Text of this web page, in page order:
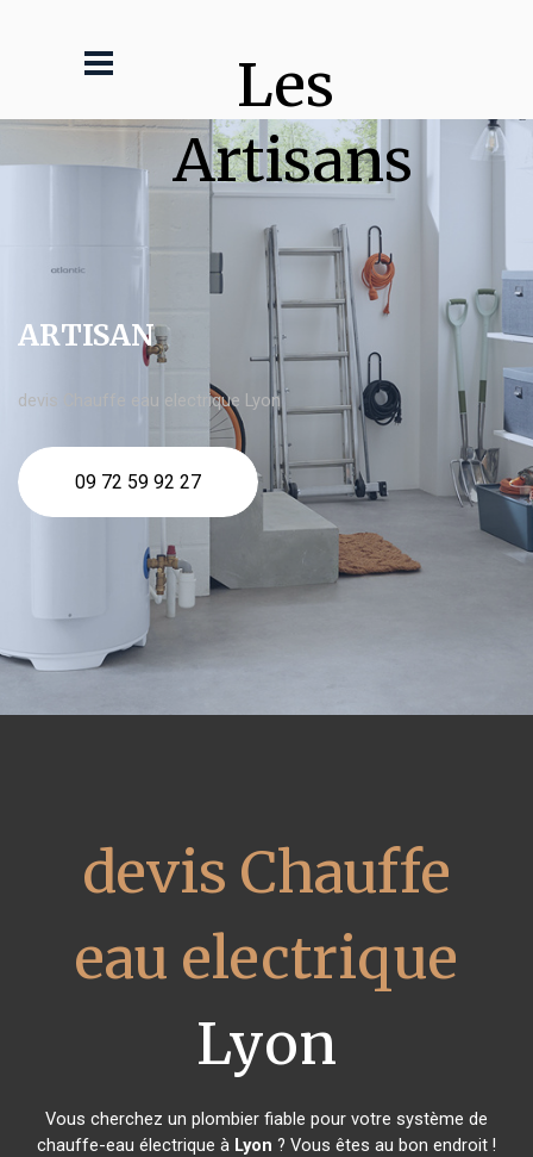
Les
Artisans
ARTISAN
devis Chauffe eau electrique Lyon
09 72 59 92 27
devis Chauffe
eau electrique
Lyon
Vous cherchez un plombier fiable pour votre système de
chauffe-eau électrique à Lyon ? Vous êtes au bon endroit !